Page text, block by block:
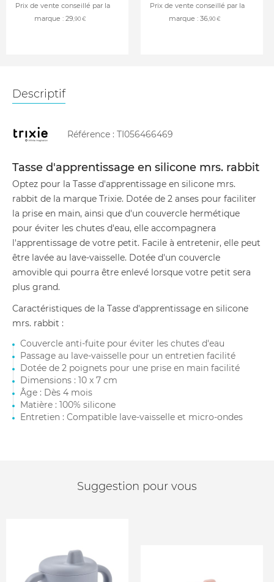
Prix de vente conseillé par la
marque : 29 ,90 €
Prix de vente conseillé par la
marque : 36,90 €
Descriptif
Référence : TI056466469
Tasse d'apprentissage en silicone mrs. rabbit
Optez pour la Tasse d'apprentissage en silicone mrs.
rabbit de la marque Trixie. Dotée de 2 anses pour faciliter
la prise en main, ainsi que d'un couvercle hermétique
pour éviter les chutes d'eau, elle accompagnera
l'apprentissage de votre petit. Facile à entretenir, elle peut
être lavée au lave-vaisselle. Dotée d'un couvercle
amovible qui pourra être enlevé lorsque votre petit sera
plus grand.
Caractéristiques de la Tasse d'apprentissage en silicone
mrs. rabbit :
Couvercle anti-fuite pour éviter les chutes d'eau
Passage au lave-vaisselle pour un entretien facilité
Dotée de 2 poignets pour une prise en main facilité
Dimensions : 10 x 7 cm
Âge : Dès 4 mois
Matière : 100% silicone
Entretien : Compatible lave-vaisselle et micro-ondes
Suggestion pour vous